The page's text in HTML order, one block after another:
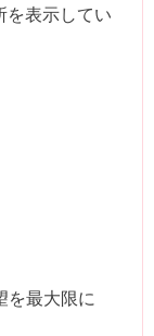
を表示してい
を最大限に